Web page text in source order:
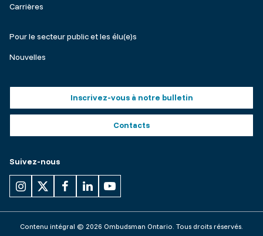
Carrières
Make
a
Pour le secteur public et les élu(e)s
Nouvelles
buttons
Inscrivez-vous à notre bulletin
Contacts
Suivez-nous
Contenu intégral © 2026 Ombudsman Ontario. Tous droits réservés.